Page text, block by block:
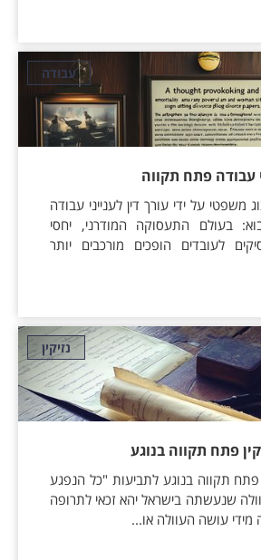
עבודה
עבודה פתח תקווה
משפטי על ידי עורך דין לענייני עבודה
בעולם התעסוקה המודרני, יחסי
לעובדים הופכים מורכבים יותר
נזיקין
פתח תקווה בנוגע
פתח תקווה בנוגע לתביעות "כל הנפגע
שנעשתה בישראל יהא זכאי לתרופה
עושה העוולה או...